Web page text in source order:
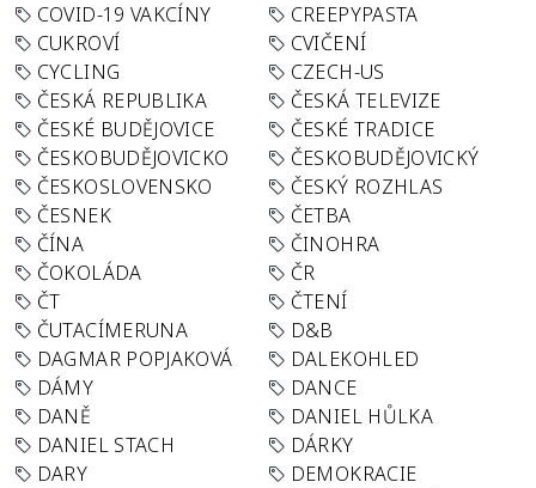
COVID-19 VAKCÍNY
CREEPYPASTA
CUKROVÍ
CVIČENÍ
CYCLING
CZECH-US
ČESKÁ REPUBLIKA
ČESKÁ TELEVIZE
ČESKÉ BUDĚJOVICE
ČESKÉ TRADICE
ČESKOBUDĚJOVICKO
ČESKOBUDĚJOVICKÝ
ČESKOSLOVENSKO
ČESKÝ ROZHLAS
ČESNEK
ČETBA
ČÍNA
ČINOHRA
ČOKOLÁDA
ČR
ČT
ČTENÍ
ČUTACÍMERUNA
D&B
DAGMAR POPJAKOVÁ
DALEKOHLED
DÁMY
DANCE
DANĚ
DANIEL HŮLKA
DANIEL STACH
DÁRKY
DARY
DEMOKRACIE